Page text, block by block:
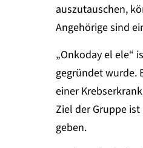
auszutauschen,
Angehörige sind
„Onkoday el ele“
gegründet wurde.
einer
Ziel der Gruppe
geben.